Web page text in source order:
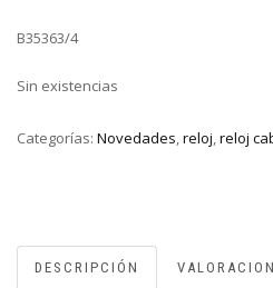
B35363/4
Sin existencias
Categorías: Novedades,reloj,reloj
DESCRIPCIÓN